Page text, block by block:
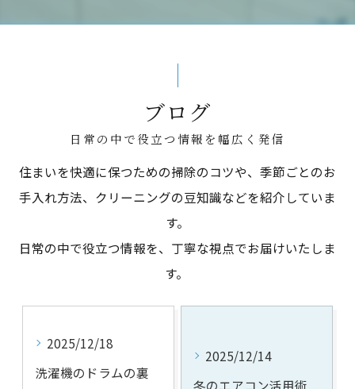
日常の中で役立つ情報を幅広く発信
ブログ
住まいを快適に保つための掃除のコツや、季節ごとのお
手入れ方法、クリーニングの豆知識などを紹介していま
す。
日常の中で役立つ情報を、丁寧な視点でお届けいたしま
す。
2025/12/18
洗濯機のドラムの裏
2025/12/14
冬のエアコン活用術